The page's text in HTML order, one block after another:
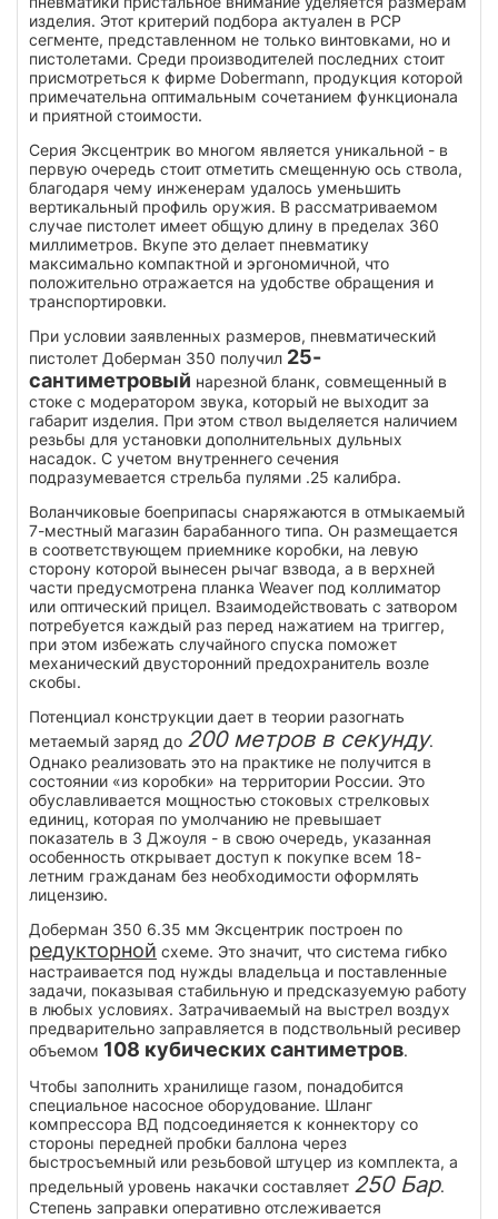
изделия. Этот критерий подбора актуален в PCP
сегменте, представленном не только винтовками, но и
пистолетами. Среди производителей последних стоит
присмотреться к фирме Dobermann, продукция которой
примечательна оптимальным сочетанием функционала
и приятной стоимости.
Серия Эксцентрик во многом является уникальной - в
первую очередь стоит отметить смещенную ось ствола,
благодаря чему инженерам удалось уменьшить
вертикальный профиль оружия. В рассматриваемом
случае пистолет имеет общую длину в пределах 360
миллиметров. Вкупе это делает пневматику
максимально компактной и эргономичной, что
положительно отражается на удобстве обращения и
транспортировки.
При условии заявленных размеров, пневматический
пистолет Доберман 350 получил 25-
сантиметровый нарезной бланк, совмещенный в
стоке с модератором звука, который не выходит за
габарит изделия. При этом ствол выделяется наличием
резьбы для установки дополнительных дульных
насадок. С учетом внутреннего сечения
подразумевается стрельба пулями .25 калибра.
Воланчиковые боеприпасы снаряжаются в отмыкаемый
7-местный магазин барабанного типа. Он размещается
в соответствующем приемнике коробки, на левую
сторону которой вынесен рычаг взвода, а в верхней
части предусмотрена планка Weaver под коллиматор
или оптический прицел. Взаимодействовать с затвором
потребуется каждый раз перед нажатием на триггер,
при этом избежать случайного спуска поможет
механический двусторонний предохранитель возле
скобы.
Потенциал конструкции дает в теории разогнать
метаемый заряд до 200 метров в секунду.
Однако реализовать это на практике не получится в
состоянии «из коробки» на территории России. Это
обуславливается мощностью стоковых стрелковых
единиц, которая по умолчанию не превышает
показатель в 3 Джоуля - в свою очередь, указанная
особенность открывает доступ к покупке всем 18-
летним гражданам без необходимости оформлять
лицензию.
Доберман 350 6.35 мм Эксцентрик построен по
редукторной схеме. Это значит, что система гибко
настраивается под нужды владельца и поставленные
задачи, показывая стабильную и предсказуемую работу
в любых условиях. Затрачиваемый на выстрел воздух
предварительно заправляется в подствольный ресивер
объемом 108 кубических сантиметров.
Чтобы заполнить хранилище газом, понадобится
специальное насосное оборудование. Шланг
компрессора ВД подсоединяется к коннектору со
стороны передней пробки баллона через
быстросъемный или резьбовой штуцер из комплекта, а
предельный уровень накачки составляет 250 Бар.
Степень заправки оперативно отслеживается